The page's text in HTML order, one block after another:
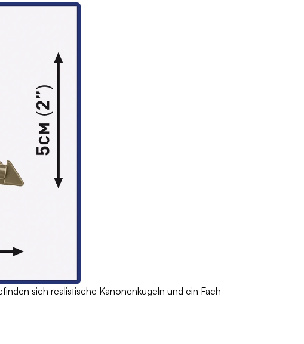
sich realistische Kanonenkugeln und ein Fach